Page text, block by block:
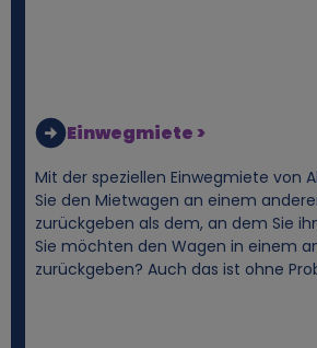
Einwegmiete >
Mit der speziellen Einwegmiete von
Sie den Mietwagen an einem
zurückgeben als dem, an dem Sie
Sie möchten den Wagen in einem
zurückgeben? Auch das ist ohne